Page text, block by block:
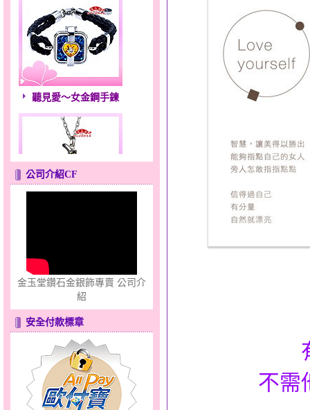
聽見愛～女金鋼手鍊
夢想幸福～男黃金戒指
公司介紹CF
金玉堂鑽石金銀飾專賣 公司介
紹
安全付款標章
不需